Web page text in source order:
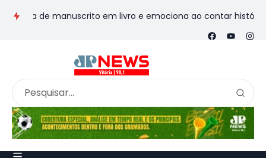
manuscrito em livro e emociona ao contar história Vila